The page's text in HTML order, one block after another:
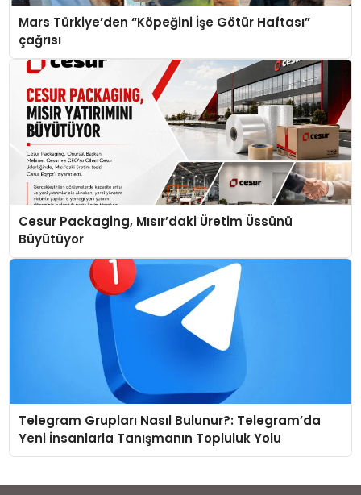
Mars Türkiye’den “Köpeğini İşe Götür Haftası”
çağrısı
Cesur Packaging, Mısır’daki Üretim Üssünü
Büyütüyor
Telegram Grupları Nasıl Bulunur?: Telegram’da
Yeni İnsanlarla Tanışmanın Topluluk Yolu